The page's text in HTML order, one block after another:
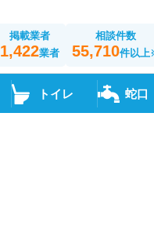
掲載業者
1,422業者
相談件数
55,710件以上
トイレ 蛇口